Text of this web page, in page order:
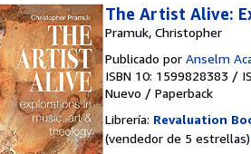
The Artist Alive:
Pramuk, Christopher
Publicado por Anselm
ISBN 10: 1599828383 /
Nuevo / Paperback
Librería: Revaluation
(vendedor de 5 estrellas)